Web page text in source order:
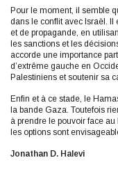
Pour le moment, il semble
dans le conflit avec Israël.
et de propagande, en
les sanctions et les
accorde une importance
d’extrême gauche en
Palestiniens et soutenir sa
Enfin et à ce stade, le
la bande Gaza. Toutefois
à prendre le pouvoir face
les options sont
Jonathan D. Halevi